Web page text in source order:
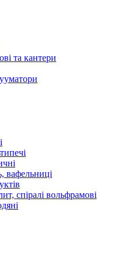
та кантери
вафельниці
спіралі вольфрамові